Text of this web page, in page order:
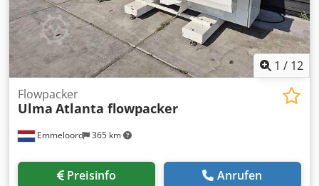
1 / 12
Emmeloord 365 km
Flowpacker
Ulma Atlanta flowpacker
Preisinfo Anrufen